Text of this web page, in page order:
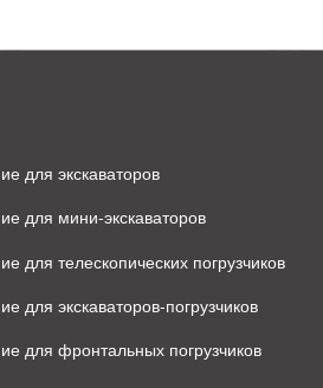
для экскаваторов
для мини-экскаваторов
для телескопических погрузчиков
для экскаваторов-погрузчиков
для фронтальных погрузчиков